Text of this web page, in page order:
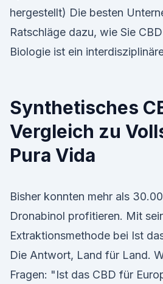
hergestellt) Die besten
Ratschläge dazu, wie Sie
Biologie ist ein
Synthetisches
Vergleich zu
Pura Vida
Bisher konnten mehr als
Dronabinol profitieren. Mit
Extraktionsmethode bei Ist
Die Antwort, Land für Land.
Fragen: "Ist das CBD für